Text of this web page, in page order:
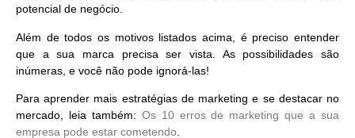
potencial de negócio.
Além de todos os motivos listados acima, é preciso entender
que a sua marca precisa ser vista. As possibilidades são
inúmeras, e você não pode ignorá-las!
Para aprender mais estratégias de marketing e se destacar no
mercado, leia também: Os 10 erros de marketing que a sua
empresa pode estar cometendo